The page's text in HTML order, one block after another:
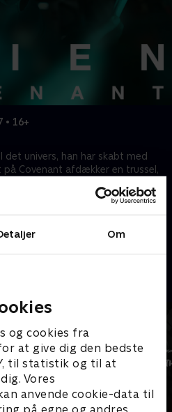
Om
og cookies fra
at give dig den bedste
til statistik og til at
Vores
anvende cookie-data til
• 16+
det univers, han har skabt med
på Covenant afdækker en trussel,
tilkøb